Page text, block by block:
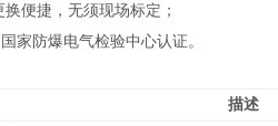
便捷，无须现场标定；
家防爆电气检验中心认证。
描述